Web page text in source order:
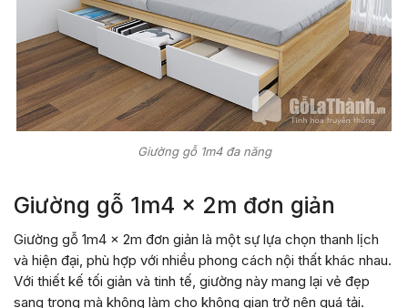
Giường gỗ 1m4 đa năng
Giường gỗ 1m4 x 2m đơn giản
Giường gỗ 1m4 x 2m đơn giản là một sự lựa chọn thanh lịch
và hiện đại, phù hợp với nhiều phong cách nội thất khác nhau.
Với thiết kế tối giản và tinh tế, giường này mang lại vẻ đẹp
sang trọng mà không làm cho không gian trở nên quá tải.